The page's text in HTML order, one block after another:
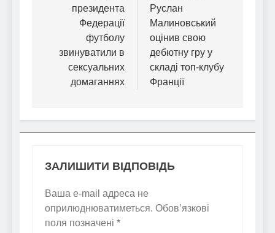
президента
Федерації
футболу
звинуватили в
сексуальних
домаганнях
Руслан
Малиновський
оцінив свою
дебютну гру у
складі топ-клубу
Франції
ЗАЛИШИТИ ВІДПОВІДЬ
Ваша e-mail адреса не
оприлюднюватиметься. Обов’язкові
поля позначені *